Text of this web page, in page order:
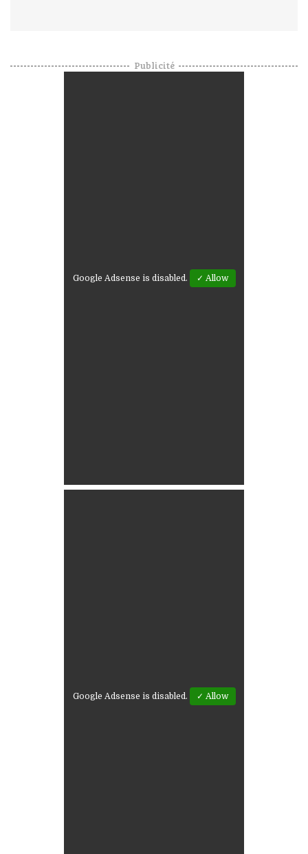
Publicité
Google Adsense is disabled. ✓ Allow
Google Adsense is disabled. ✓ Allow